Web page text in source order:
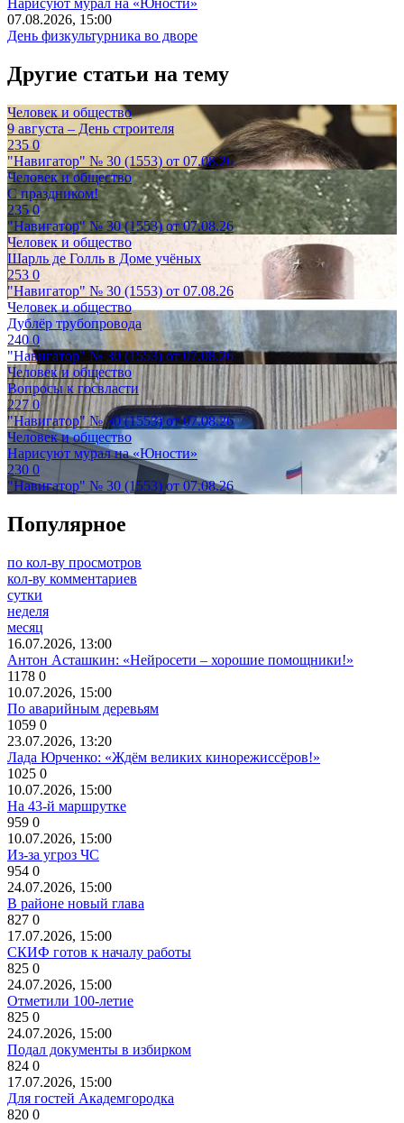
Нарисуют мурал на «Юности»
07.08.2026, 15:00
День физкультурника во дворе
Другие статьи на тему
Человек и общество
9 августа – День строителя
2350
"Навигатор" № 30 (1553) от 07.08.26
Человек и общество
С праздником!
2350
"Навигатор" № 30 (1553) от 07.08.26
Человек и общество
Шарль де Голль в Доме учёных
253 0
"Навигатор" № 30 (1553) от 07.08.26
Человек и общество
Дублёр трубопровода
2400
"Навигатор" № 30 (1553) от 07.08.26
Человек и общество
Вопросы к госвласти
2270
"Навигатор" № 30 (1553) от 07.08.26
Человек и общество
Нарисуют мурал на «Юности»
230 0
"Навигатор" № 30 (1553) от 07.08.26
Популярное
по кол-ву просмотров
кол-ву комментариев
сутки
неделя
месяц
16.07.2026, 13:00
Антон Асташкин: «Нейросети – хорошие помощники!»
1178 0
10.07.2026, 15:00
По аварийным деревьям
1059 0
23.07.2026, 13:20
Лада Юрченко: «Ждём великих кинорежиссёров!»
1025 0
10.07.2026, 15:00
На 43-й маршрутке
959 0
10.07.2026, 15:00
Из-за угроз ЧС
954 0
24.07.2026, 15:00
В районе новый глава
827 0
17.07.2026, 15:00
СКИФ готов к началу работы
825 0
24.07.2026, 15:00
Отметили 100-летие
825 0
24.07.2026, 15:00
Подал документы в избирком
824 0
17.07.2026, 15:00
Для гостей Академгородка
820 0